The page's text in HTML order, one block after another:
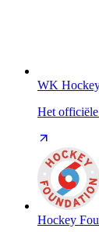
WK
Het
Hockey